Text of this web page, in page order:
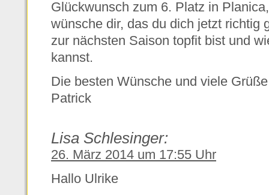
Glückwunsch zum 6. Platz in
wünsche dir, das du dich jetzt richtig
zur nächsten Saison topfit bist und
kannst.
Die besten Wünsche und viele
Patrick
Lisa Schlesinger:
26. März 2014 um 17:55 Uhr
Hallo Ulrike